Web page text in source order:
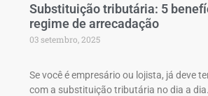
Substituição tributária: 5
regime de arrecadação
03 setembro, 2025
Se você é empresário ou lojista, já deve
com a substituição tributária no dia a